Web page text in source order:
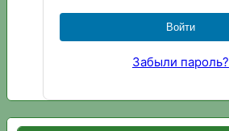
Забыли пароль?